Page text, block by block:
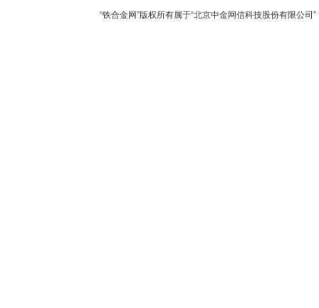
“铁合金网”版权所有属于“北京中金网信科技股份有限公司